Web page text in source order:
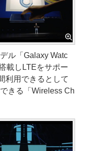
ル「Galaxy Watc
載しLTEをサポー
利用できるとして
きる「Wireless Ch